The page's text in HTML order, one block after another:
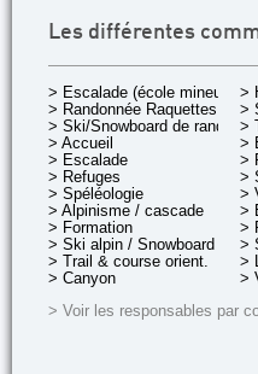
Les différentes
> Escalade (école mineurs)
> Randonnée Raquettes
> Ski/Snowboard de rando.
> Accueil
> Escalade
> Refuges
> Spéléologie
> Alpinisme / cascade
> Formation
> Ski alpin / Snowboard
> Trail & course orient.
> Canyon
>
>
>
>
>
>
>
>
>
>
>
>
> Voir les responsables par